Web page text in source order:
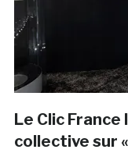
Le Clic
collective sur